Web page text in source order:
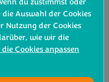
Auswahl der Cookies
Nutzung der Cookies
wie wir die
Cookies anpassen